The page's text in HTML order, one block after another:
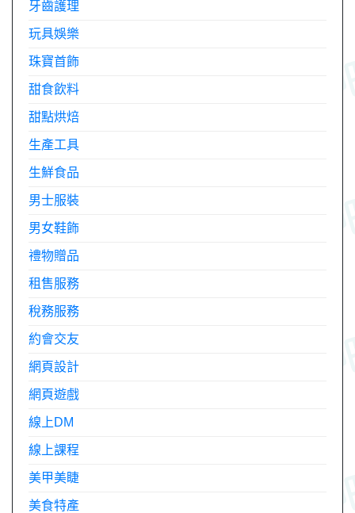
牙齒護理
玩具娛樂
珠寶首飾
甜食飲料
甜點烘焙
生產工具
生鮮食品
男士服裝
男女鞋飾
禮物贈品
租售服務
稅務服務
約會交友
網頁設計
網頁遊戲
線上DM
線上課程
美甲美睫
美食特產